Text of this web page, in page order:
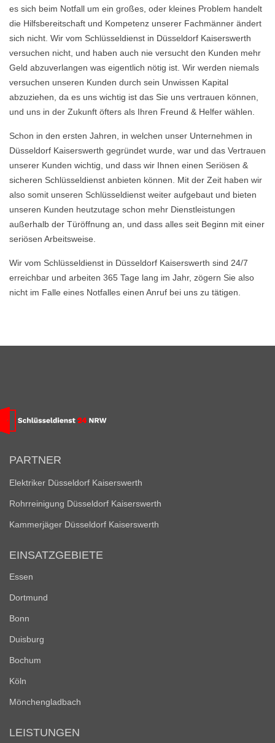
es sich beim Notfall um ein großes, oder kleines Problem handelt
die Hilfsbereitschaft und Kompetenz unserer Fachmänner ändert
sich nicht. Wir vom Schlüsseldienst in Düsseldorf Kaiserswerth
versuchen nicht, und haben auch nie versucht den Kunden mehr
Geld abzuverlangen was eigentlich nötig ist. Wir werden niemals
versuchen unseren Kunden durch sein Unwissen Kapital
abzuziehen, da es uns wichtig ist das Sie uns vertrauen können,
und uns in der Zukunft öfters als Ihren Freund & Helfer wählen.
Schon in den ersten Jahren, in welchen unser Unternehmen in
Düsseldorf Kaiserswerth gegründet wurde, war und das Vertrauen
unserer Kunden wichtig, und dass wir Ihnen einen Seriösen &
sicheren Schlüsseldienst anbieten können. Mit der Zeit haben wir
also somit unseren Schlüsseldienst weiter aufgebaut und bieten
unseren Kunden heutzutage schon mehr Dienstleistungen
außerhalb der Türöffnung an, und dass alles seit Beginn mit einer
seriösen Arbeitsweise.
Wir vom Schlüsseldienst in Düsseldorf Kaiserswerth sind 24/7
erreichbar und arbeiten 365 Tage lang im Jahr, zögern Sie also
nicht im Falle eines Notfalles einen Anruf bei uns zu tätigen.
PARTNER
Elektriker Düsseldorf Kaiserswerth
Rohrreinigung Düsseldorf Kaiserswerth
Kammerjäger Düsseldorf Kaiserswerth
EINSATZGEBIETE
Essen
Dortmund
Bonn
Duisburg
Bochum
Köln
Mönchengladbach
LEISTUNGEN